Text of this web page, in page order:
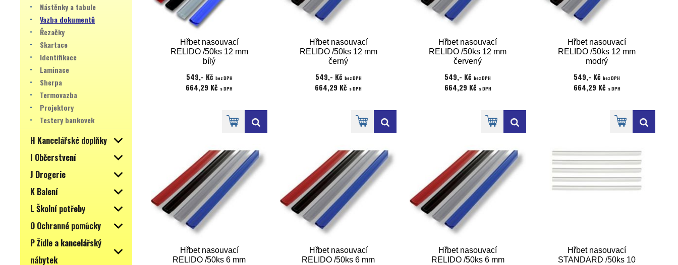
Nástěnky a tabule
Vazba dokumentů
Řezačky
Skartace
Identifikace
Laminace
Sherpa
Termovazba
Projektory
Testery bankovek
H Kancelářské doplňky
I Občerstvení
J Drogerie
K Balení
L Školní potřeby
O Ochranné pomůcky
P Židle a kancelářský
nábytek
Hřbet nasouvací
RELIDO /50ks 12 mm
bílý
549,- Kč bez DPH
664,29 Kč s DPH
Hřbet nasouvací
RELIDO /50ks 12 mm
černý
549,- Kč bez DPH
664,29 Kč s DPH
Hřbet nasouvací
RELIDO /50ks 12 mm
červený
549,- Kčbez DPH
664,29 Kč s DPH
Hřbet nasouvací
RELIDO /50ks 12 mm
modrý
549,- Kčbez DPH
664,29 Kč s DPH
Hřbet nasouvací
RELIDO /50ks 6 mm
Hřbet nasouvací
RELIDO /50ks 6 mm
Hřbet nasouvací
RELIDO /50ks 6 mm
Hřbet nasouvací
STANDARD /50ks 10